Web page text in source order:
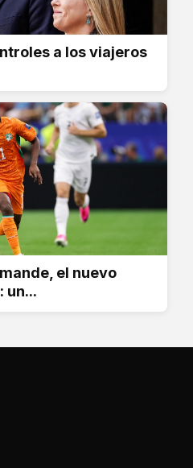
a los viajeros
el nuevo
un...